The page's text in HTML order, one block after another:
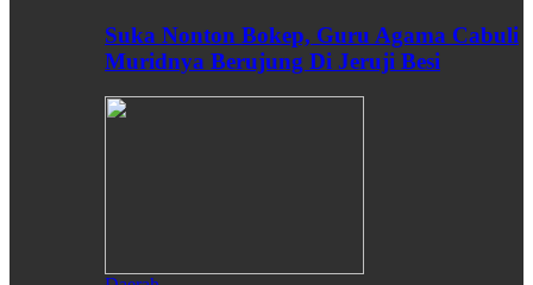
Suka Nonton Bokep, Guru Agama Cabuli
Muridnya Berujung Di Jeruji Besi